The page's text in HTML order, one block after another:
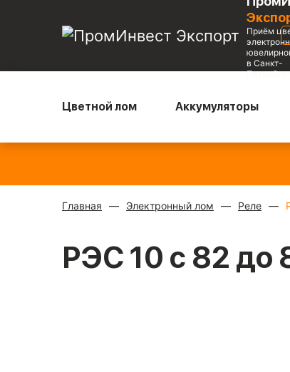
Приём
в Санкт-
Цветной лом Аккумуляторы
Главная Электронный лом Реле
РЭС 10 с 82 до